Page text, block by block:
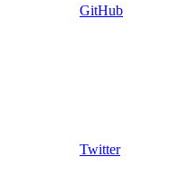
GitHub
Twitter